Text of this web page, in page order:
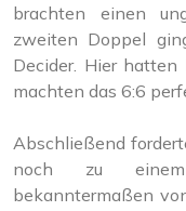
brachten einen
zweiten Doppel
Decider. Hier
machten das 6:6
Abschließend
noch zu
bekanntermaßen